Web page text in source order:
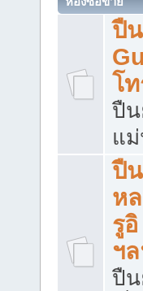
ปื
โ
ปืน
แ
ปื
ห
รู
ฯ
ปืน